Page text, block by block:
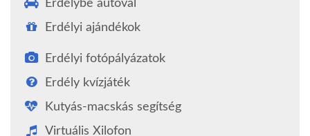
Erdélybe autóval
Erdélyi ajándékok
Erdélyi fotópályázatok
Erdély kvízjáték
Kutyás-macskás segítség
Virtuális Xilofon